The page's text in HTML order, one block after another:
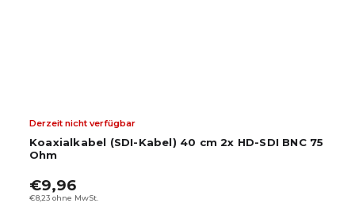
Koaxialkabel (SDI-Kabel) 40 cm 2x HD-SDI BNC 75
Ohm
Derzeit nicht verfügbar
€8,23 ohne MwSt.
€9,96